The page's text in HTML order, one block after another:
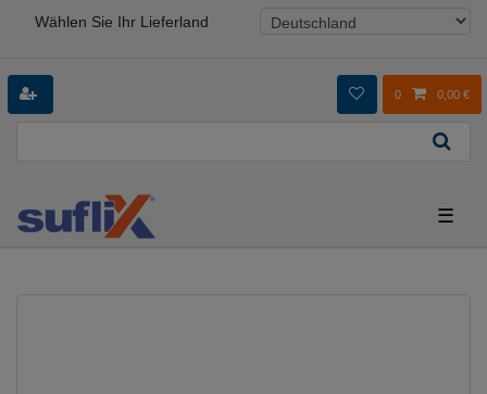
Wählen Sie Ihr Lieferland
0 0,00 €
☰